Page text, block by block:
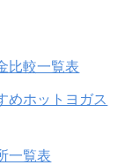
比較一覧表
めホットヨガス
一覧表